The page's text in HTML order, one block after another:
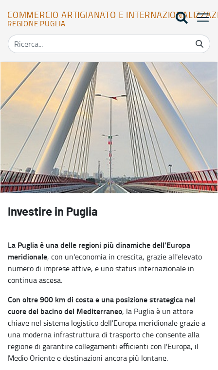
COMMERCIO ARTIGIANATO E
REGIONE PUGLIA
Investire in Puglia - Commercio Artigianato e
Investire in Puglia
La Puglia è una delle regioni più dinamiche dell'Europa
meridionale, con un'economia in crescita, grazie all'elevato
numero di imprese attive, e uno status internazionale in
continua ascesa.
Con oltre 900 km di costa e una posizione strategica nel
cuore del bacino del Mediterraneo, la Puglia è un attore
chiave nel sistema logistico dell'Europa meridionale grazie a
una moderna infrastruttura di trasporto che consente alla
regione di garantire collegamenti efficienti con l'Europa, il
Medio Oriente e destinazioni ancora più lontane.